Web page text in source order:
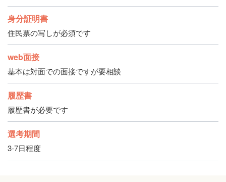
身分証明書
住民票の写しが必須です
web面接
基本は対面での面接ですが要相談
履歴書
履歴書が必要です
選考期間
3-7日程度